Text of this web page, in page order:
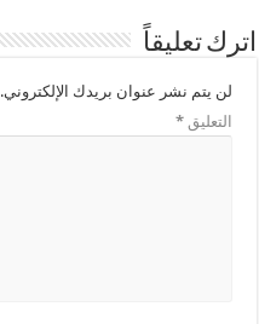
اترك تعليقاً
لن يتم نشر عنوان بريدك الإلكتروني.
التعليق*